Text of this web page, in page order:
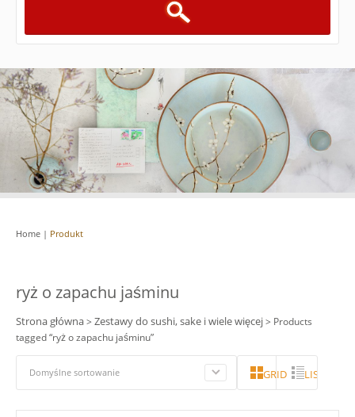
Home | Produkt
ryż o zapachu jaśminu
Strona główna> Zestawy do sushi, sake i wiele więcej> Products
tagged “ryż o zapachu jaśminu”
Domyślne sortowanie GRID LISTA